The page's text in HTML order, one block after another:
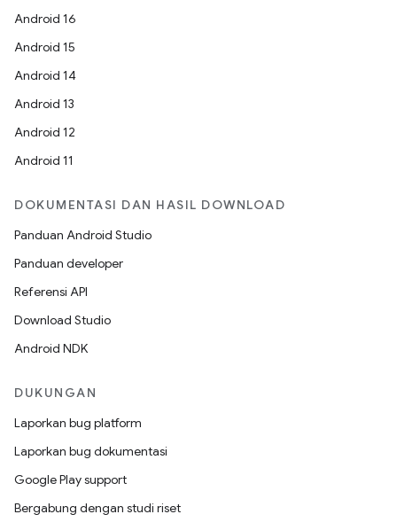
Android 16
Android 15
Android 14
Android 13
Android 12
Android 11
DOKUMENTASI DAN HASIL DOWNLOAD
Panduan Android Studio
Panduan developer
Referensi API
Download Studio
Android NDK
DUKUNGAN
Laporkan bug platform
Laporkan bug dokumentasi
Google Play support
Bergabung dengan studi riset